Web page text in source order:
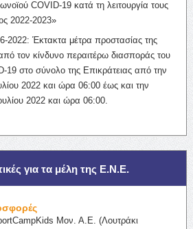
COVID-19 κατά τη λειτουργία τους
2022-2023»
Έκτακτα μέτρα προστασίας της
τον κίνδυνο περαιτέρω διασποράς του
19 στο σύνολο της Επικράτειας από την
2022 και ώρα 06:00 έως και την
2022 και ώρα 06:00.
για τα μέλη της Ε.Ν.Ε.
Μον. Α.Ε. (Λουτράκι